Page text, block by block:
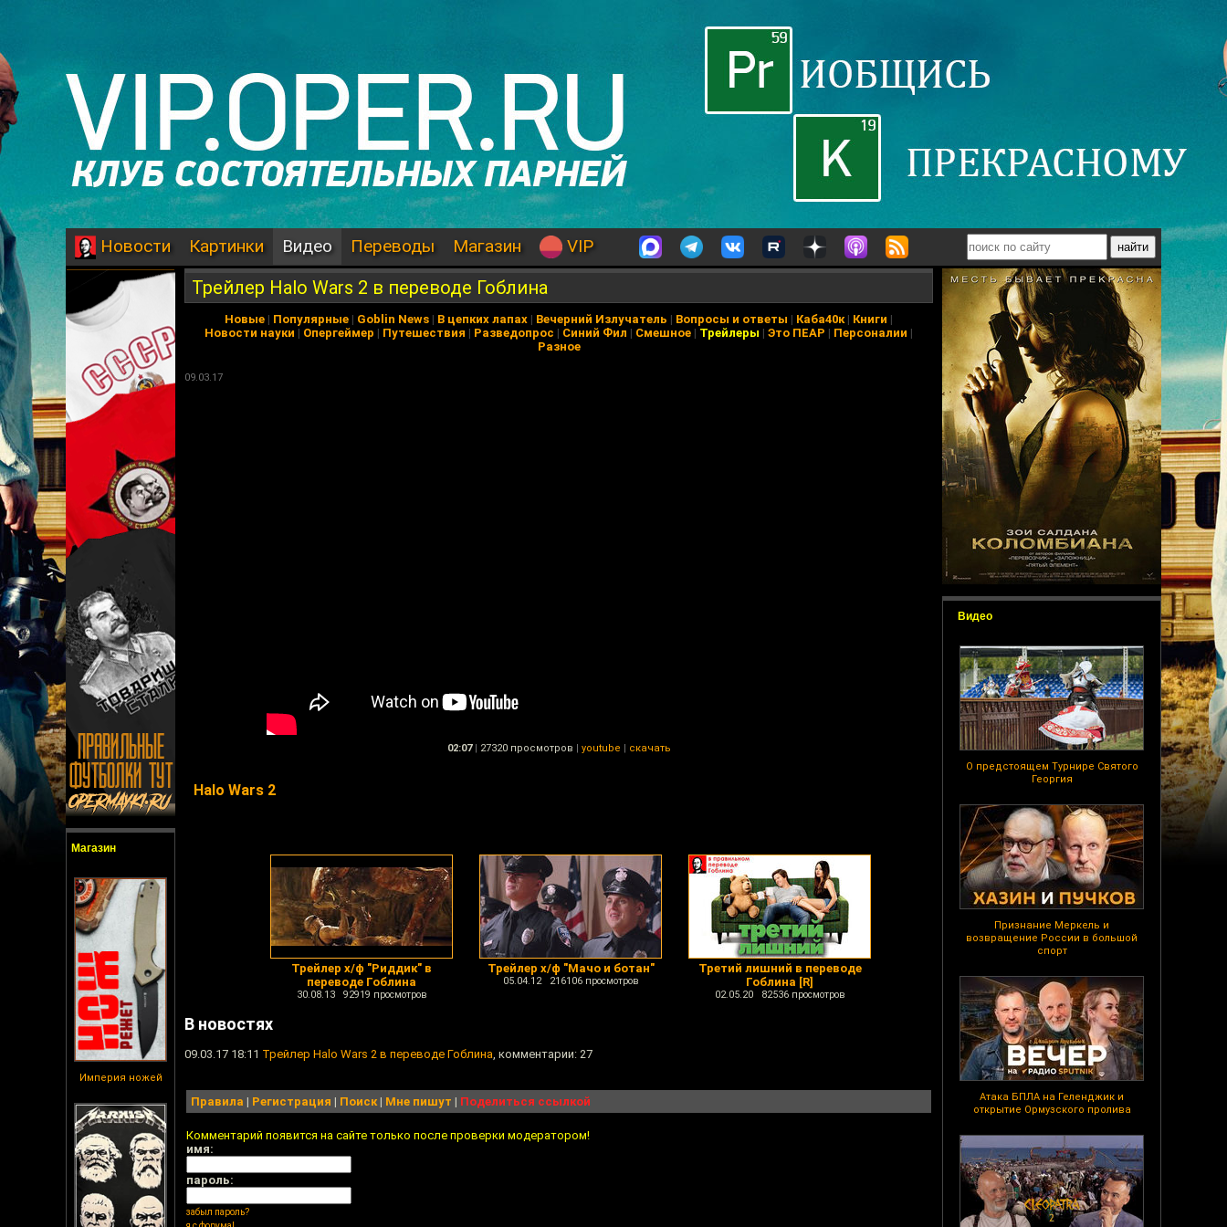
Новости Картинки Видео Переводы Магазин VIP
Магазин
Империя ножей
Видео
О предстоящем Турнире Святого
Георгия
Признание Меркель и
возвращение России в большой
спорт
Атака БПЛА на Геленджик и
открытие Ормузского пролива
Трейлер Halo Wars 2 в переводе Гоблина
Новые | Популярные | Goblin News | В цепких лапах | Вечерний Излучатель | Вопросы и ответы | Каба40к| Книги |
Новости науки | Опергеймер | Путешествия | Разведопрос | Синий Фил | Смешное | Трейлеры | Это ПЕАР | Персоналии |
Разное
09.03.17
02:07 | 27320 просмотров | youtube | скачать
Halo Wars 2
Трейлер х/ф "Риддик" в
переводе Гоблина
30.08.13 92919 просмотров
Трейлер х/ф "Мачо и ботан"
05.04.12 216106 просмотров
Третий лишний в переводе
Гоблина [R]
02.05.20 82536 просмотров
В новостях
09.03.17 18:11 Трейлер Halo Wars 2 в переводе Гоблина, комментарии: 27
Правила | Регистрация | Поиск| Мне пишут | Поделиться ссылкой
Комментарий появится на сайте только после проверки модератором!
имя:
пароль:
забыл пароль?